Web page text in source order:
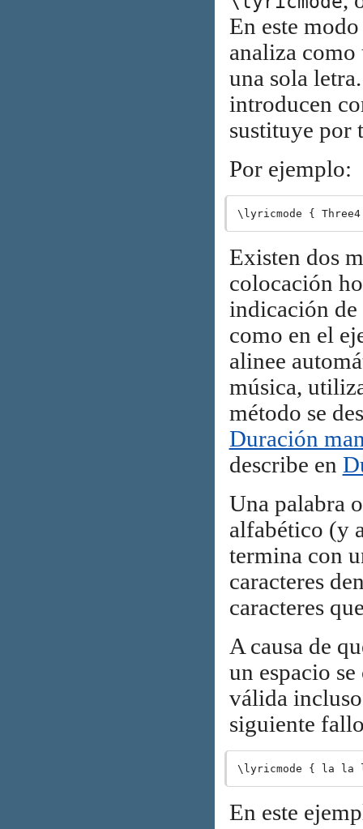
En este
analiza como
una sola
introducen
sustituye por
Por ejemplo:
Existen dos
colocación
indicación de
como en el
alinee
música,
método se
Duración
describe en
Una palabra
alfabético (y
termina con
caracteres
caracteres
A causa de
un espacio
válida
siguiente
En este